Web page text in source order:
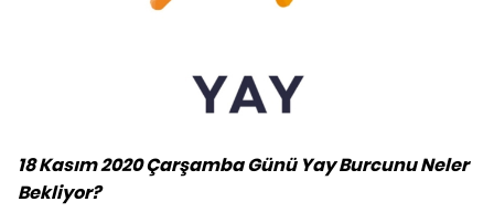
18 Kasım 2020 Çarşamba Günü Yay Burcunu Neler
Bekliyor?